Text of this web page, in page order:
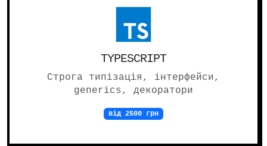
TYPESCRIPT
Строга типізація, інтерфейси,
generics, декоратори
від 2500 грн